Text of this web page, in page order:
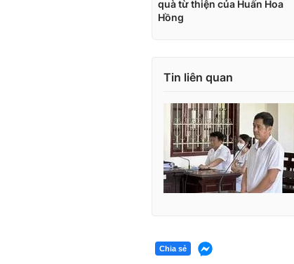
Tin liên quan
Chia sẻ